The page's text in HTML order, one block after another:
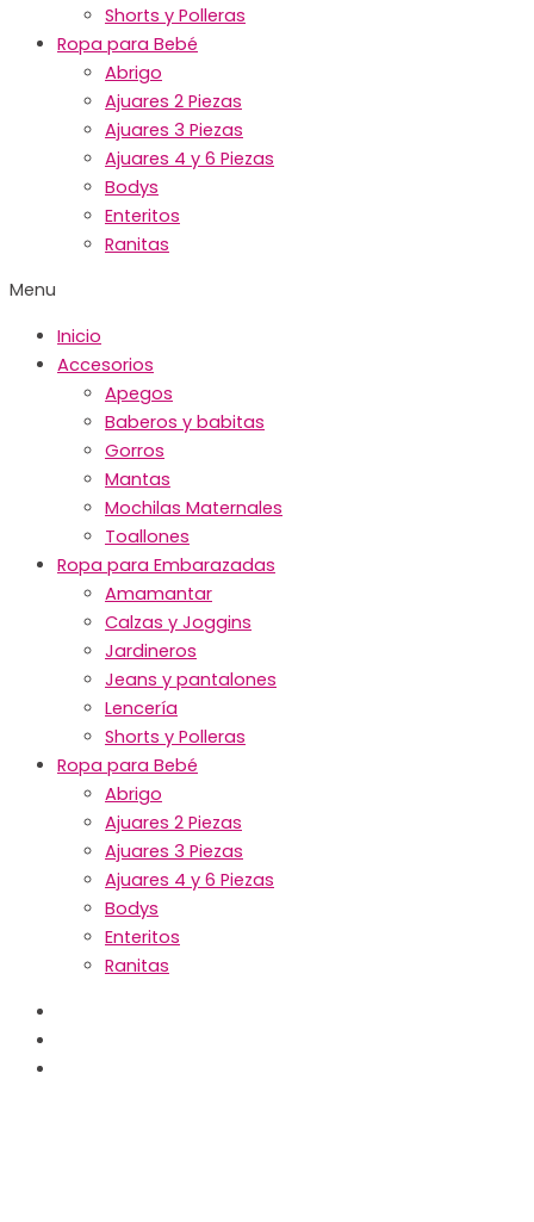
Shorts y Polleras
Ropa para Bebé
Abrigo
Ajuares 2 Piezas
Ajuares 3 Piezas
Ajuares 4 y 6 Piezas
Bodys
Enteritos
Ranitas
Menu
Inicio
Accesorios
Apegos
Baberos y babitas
Gorros
Mantas
Mochilas Maternales
Toallones
Ropa para Embarazadas
Amamantar
Calzas y Joggins
Jardineros
Jeans y pantalones
Lencería
Shorts y Polleras
Ropa para Bebé
Abrigo
Ajuares 2 Piezas
Ajuares 3 Piezas
Ajuares 4 y 6 Piezas
Bodys
Enteritos
Ranitas